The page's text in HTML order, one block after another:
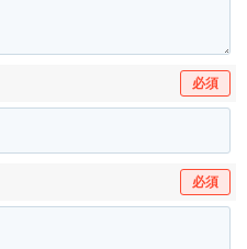
必須
必須